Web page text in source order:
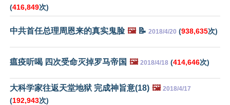
(416,849次)
中共首任总理周恩来的真实鬼脸 🖼️📝 2018/4/20 (938,635次)
瘟疫听喝 四次受命灭掉罗马帝国 🖼️ 2018/4/18 (414,646次)
大科学家往返天堂地狱 完成神旨意(18) 🖼️ 2018/4/17
(192,943次)